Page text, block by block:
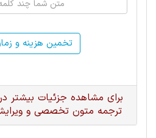
تخمین هزینه و
برای مشاهده جزئیات بیشتر
ترجمه متون تخصصی و